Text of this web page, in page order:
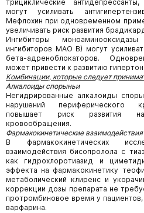
трициклические
могут усиливать
Мефлохин при одновременном
увеличивать риск развития
Ингибиторы
ингибиторов МАО В) могут
бета-адреноблокаторов.
может привести к развитию
Комбинации, которые следует
Алкалоиды спорыньи
Негидрированные алкалоиды
нарушений периферического
повышает риск развития
кровообращения.
Фармакокинетические взаимодействия
В фармакокинетических
взаимодействия бисопролола с
как гидрохлоротиазид и
эффекта на фармакокинетику
метаболический клиренс и
коррекции дозы препарата не
протромбиновое время у
варфарина.